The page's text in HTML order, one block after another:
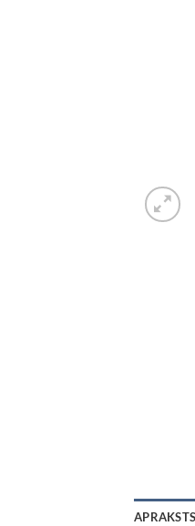
APRAKSTS